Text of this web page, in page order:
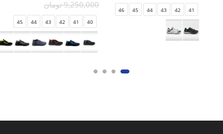
41
42
43
44
45
46
9,250,000 تومان
40
41
42
43
44
45